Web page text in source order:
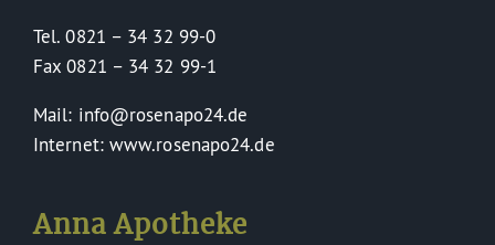
Tel. 0821 – 34 32 99-0
Fax 0821 – 34 32 99-1
Mail: info@rosenapo24.de
Internet: www.rosenapo24.de
Anna Apotheke